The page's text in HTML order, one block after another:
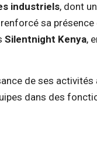
industriels, dont
sa présence
Silentnight Kenya,
de ses
dans des